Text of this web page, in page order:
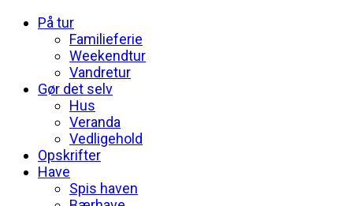
På tur
Familieferie
Weekendtur
Vandretur
Gør det selv
Hus
Veranda
Vedligehold
Opskrifter
Have
Spis haven